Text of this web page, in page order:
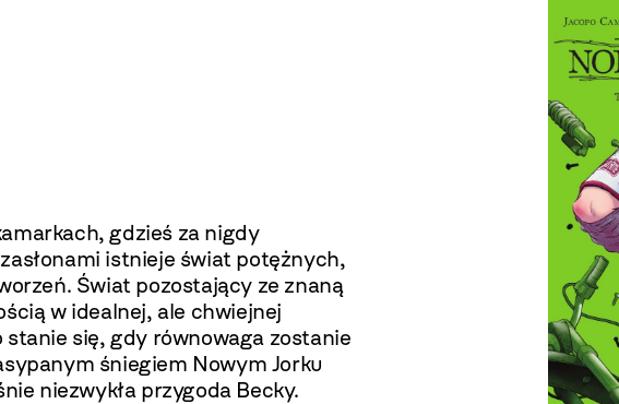
gdzieś za nigdy
istnieje świat potężnych,
Świat pozostający ze znaną
w idealnej, ale chwiejnej
stanie się, gdy równowaga zostanie
śniegiem Nowym Jorku
niezwykła przygoda Becky.